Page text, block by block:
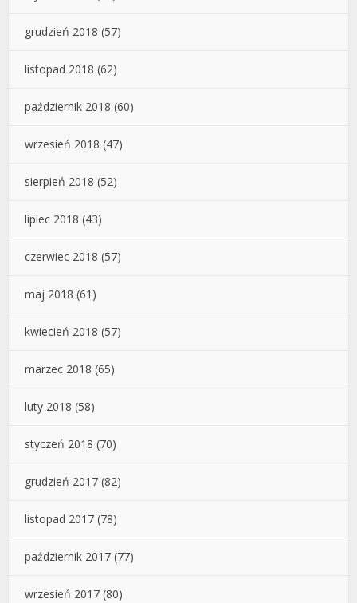
grudzień 2018 (57)
listopad 2018 (62)
październik 2018 (60)
wrzesień 2018 (47)
sierpień 2018 (52)
lipiec 2018 (43)
czerwiec 2018 (57)
maj 2018 (61)
kwiecień 2018 (57)
marzec 2018 (65)
luty 2018 (58)
styczeń 2018 (70)
grudzień 2017 (82)
listopad 2017 (78)
październik 2017 (77)
wrzesień 2017 (80)